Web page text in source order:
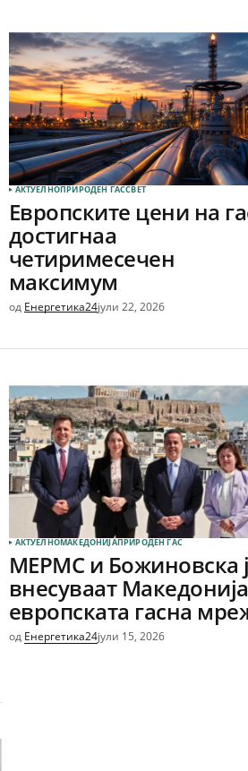
АКТУЕЛНОПРИРОДЕН ГАССВЕТ
Европските цени на
достигнаа
четиримесечен
максимум
од Енергетика24јули 22, 2026
АКТУЕЛНОМАКЕДОНИЈАПРИРОДЕН ГАС
МЕРМС и Божиновска
внесуваат
европската гасна
од Енергетика24јули 15, 2026